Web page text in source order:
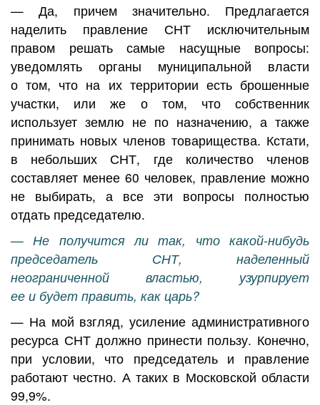
— Да, причем значительно. Предлагается
наделить правление СНТ исключительным
правом решать самые насущные вопросы:
уведомлять органы муниципальной власти
о том, что на их территории есть брошенные
участки, или же о том, что собственник
использует землю не по назначению, а также
принимать новых членов товарищества. Кстати,
в небольших СНТ, где количество членов
составляет менее 60 человек, правление можно
не выбирать, а все эти вопросы полностью
отдать председателю.
— Не получится ли так, что какой-нибудь
председатель СНТ, наделенный
неограниченной властью, узурпирует
ее и будет править, как царь?
— На мой взгляд, усиление административного
ресурса СНТ должно принести пользу. Конечно,
при условии, что председатель и правление
работают честно. А таких в Московской области
99,9%.